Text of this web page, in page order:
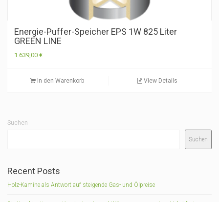
Energie-Puffer-Speicher EPS 1W 825 Liter
GREEN LINE
1.639,00 €
In den Warenkorb View Details
Suchen
Suchen
Recent Posts
Holz-Kamine als Antwort auf steigende Gas- und Ölpreise